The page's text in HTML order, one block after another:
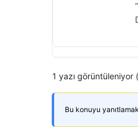
1 yazı görüntüleniyor
Bu konuyu